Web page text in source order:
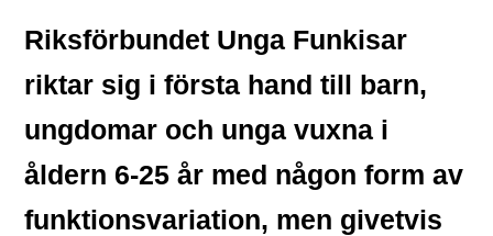
Riksförbundet Unga Funkisar
riktar sig i första hand till barn,
ungdomar och unga vuxna i
åldern 6-25 år med någon form av
funktionsvariation, men givetvis